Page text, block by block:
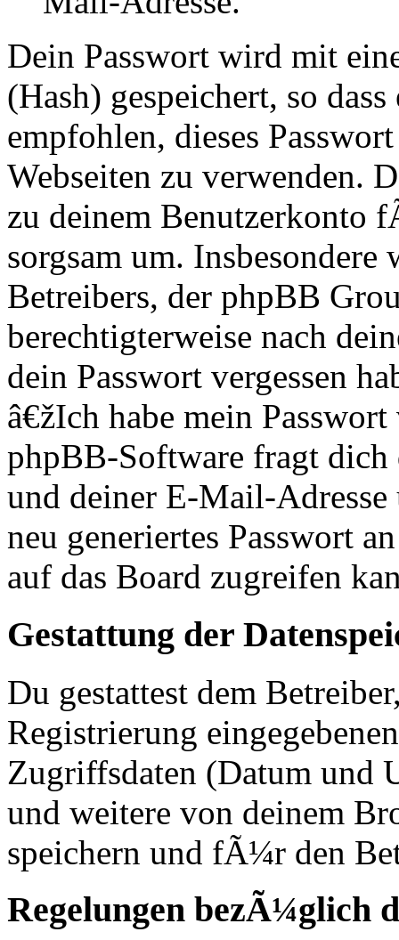
Dein Passwort wird mit
(Hash) gespeichert, so
empfohlen, dieses
Webseiten zu verwenden.
zu deinem Benutzerkonto
sorgsam um.
Betreibers, der phpBB
berechtigterweise nach
dein Passwort vergessen
â€žIch habe mein
phpBB-Software fragt dich
und deiner E-Mail-
neu generiertes Passwort
auf das Board zugreifen
Gestattung der
Du gestattest dem
Registrierung
Zugriffsdaten (Datum und
und weitere von deinem
speichern und fÃ¼r den
Regelungen bezÃ¼glich